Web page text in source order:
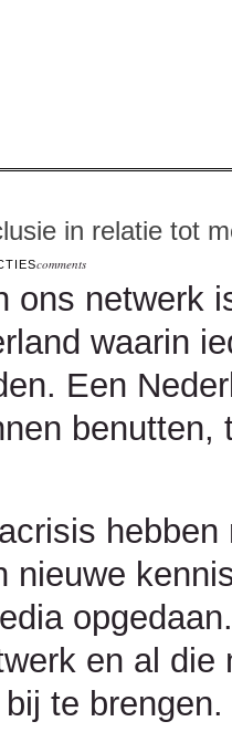
in relatie tot
comments
ons netwerk
waarin
Een
benutten,
nieuwe
en al die
te brengen.